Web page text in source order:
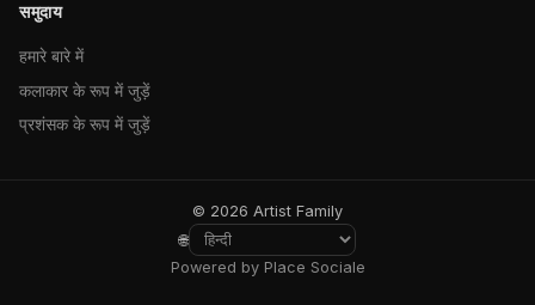
समुदाय
हमारे बारे में
कलाकार के रूप में जुड़ें
प्रशंसक के रूप में जुड़ें
© 2026 Artist Family
🌐
Powered by Place Sociale